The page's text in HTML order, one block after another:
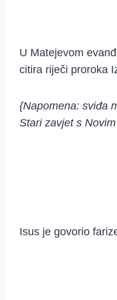
U Matejevom
citira riječi proroka
{Napomena: sviđa
Stari zavjet s
Isus je govorio